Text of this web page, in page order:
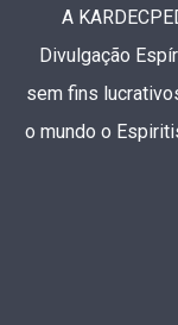
A
Divulgação
sem fins
o mundo o